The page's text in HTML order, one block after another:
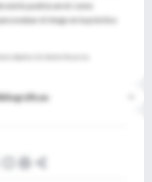
estrés podría servir como
evaluar el riesgo en la práctica